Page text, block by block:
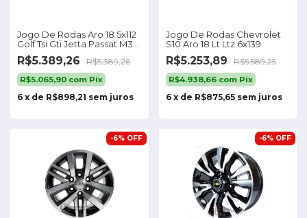
Jogo De Rodas Aro 18 5x112
Golf Tsi Gti Jetta Passat M30
Cor Preta Diamantada 5x112
R$5.389,26 R$5.389,26
R$5.065,90 com Pix
6 x de R$898,21 sem juros
Jogo De Rodas Chevrolet
S10 Aro 18 Lt Ltz 6x139
R$5.253,89 R$5.589,25
R$4.938,66 com Pix
6 x de R$875,65 sem juros
-6% OFF -6% OFF